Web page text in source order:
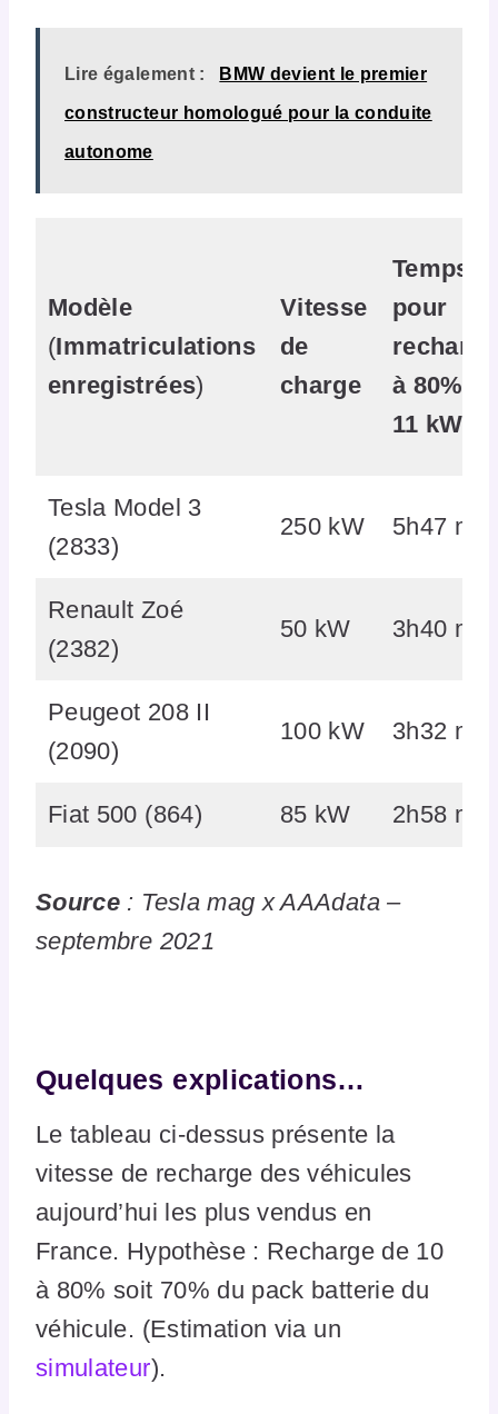
Lire également : BMW devient le premier
constructeur homologué pour la conduite
autonome
Modèle
(Immatriculations
enregistrées)
Vitesse
de
charge
Temps
pour
à 80% –
11 kW
Tesla Model 3
(2833)
250 kW 5h47
Renault Zoé
(2382)
50 kW 3h40 min
Peugeot 208 II
(2090)
100 kW 3h32
Fiat 500 (864) 85 kW 2h58
Source : Tesla mag x AAAdata –
septembre 2021
Quelques explications…
Le tableau ci-dessus présente la
vitesse de recharge des véhicules
aujourd’hui les plus vendus en
France. Hypothèse : Recharge de 10
à 80% soit 70% du pack batterie du
véhicule. (Estimation via un
simulateur).